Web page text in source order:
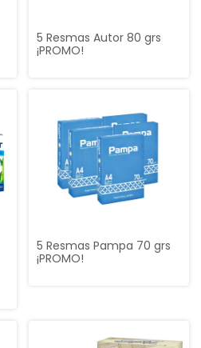
5 Resmas Autor 80 grs
¡PROMO!
5 Resmas Pampa 70 grs
¡PROMO!